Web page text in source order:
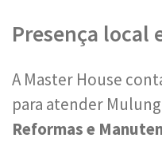
Presença local
A Master House
para atender
Reformas e